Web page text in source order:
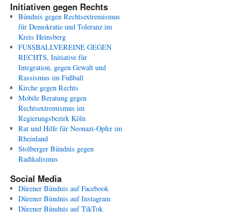
Initiativen gegen Rechts
Bündnis gegen Rechtsextremismus
für Demokratie und Toleranz im
Kreis Heinsberg
FUSSBALLVEREINE GEGEN
RECHTS, Initiative für
Integration, gegen Gewalt und
Rassismus im Fußball
Kirche gegen Rechts
Mobile Beratung gegen
Rechtsextremismus im
Regierungsbezirk Köln
Rat und Hilfe für Neonazi-Opfer im
Rheinland
Stolberger Bündnis gegen
Radikalismus
Social Media
Dürener Bündnis auf Facebook
Dürener Bündnis auf Instagram
Dürener Bündnis auf TikTok